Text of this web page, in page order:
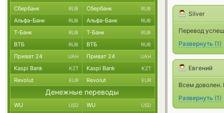
Silver
Перевод
Развернуть (1)
Евгений
Всем доволен.
Развернуть (1)
Сбербанк RUB Сбербанк RUB
Альфа-Банк RUB Альфа-Банк RUB
Т-Банк RUB Т-Банк RUB
ВТБ RUB ВТБ RUB
Приват 24 UAH Приват 24 UAH
Kaspi Bank KZT Kaspi Bank KZT
Revolut EUR Revolut EUR
Денежные переводы
WU USD WU USD